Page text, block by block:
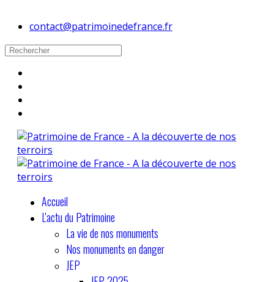
contact@patrimoinedefrance.fr
Accueil
L'actu du Patrimoine
La vie de nos monuments
Nos monuments en danger
JEP